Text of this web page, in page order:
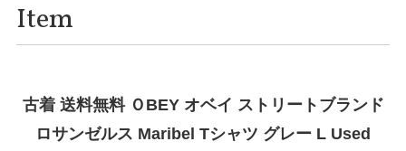
Item
古着 送料無料 ＯBEY オベイ ストリートブランド
ロサンゼルス Maribel Tシャツ グレー L Used